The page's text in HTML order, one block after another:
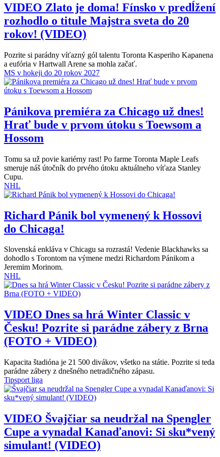
VIDEO Zlato je doma! Fínsko v predĺžení
rozhodlo o titule Majstra sveta do 20
rokov! (VIDEO)
Pozrite si parádny víťazný gól talentu Toronta Kasperiho Kapanena
a eufória v Hartwall Arene sa mohla začať.
MS v hokeji do 20 rokov 2027
Pánikova premiéra za Chicago už dnes!
Hrať bude v prvom útoku s Toewsom a
Hossom
Tomu sa už povie kariérny rast! Po farme Toronta Maple Leafs
smeruje náš útočník do prvého útoku aktuálneho víťaza Stanley
Cupu.
NHL
Richard Pánik bol vymenený k Hossovi
do Chicaga!
Slovenská enkláva v Chicagu sa rozrastá! Vedenie Blackhawks sa
dohodlo s Torontom na výmene medzi Richardom Pánikom a
Jeremim Morinom.
NHL
VIDEO Dnes sa hrá Winter Classic v
Česku! Pozrite si parádne zábery z Brna
(FOTO + VIDEO)
Kapacita štadióna je 21 500 divákov, všetko na státie. Pozrite si teda
parádne zábery z dnešného netradičného zápasu.
Tipsport liga
VIDEO Švajčiar sa neudržal na Spengler
Cupe a vynadal Kanaďanovi: Si sku*vený
simulant! (VIDEO)